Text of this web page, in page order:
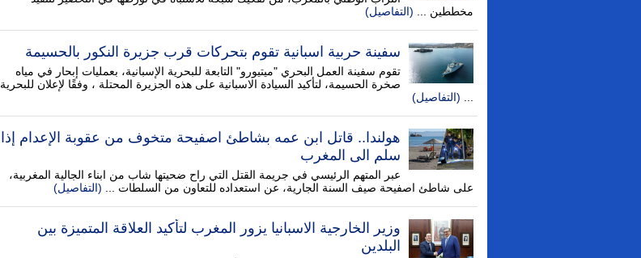
مخططين ... (التفاصيل)
سفينة حربية اسبانية تقوم بتحركات قرب جزيرة النكور بالحسيمة
تقوم سفينة العمل البحري "ميتيورو" التابعة للبحرية الإسبانية، بعمليات إبحار في مياه
صخرة الحسيمة، لتأكيد السيادة الاسبانية على هذه الجزيرة المحتلة ، وفقًا لإعلان للبحرية
(التفاصيل)
هولندا.. قاتل ابن عمه بشاطئ اصفيحة متخوف من عقوبة الإعدام إذا
سلم الى المغرب
عبر المتهم الرئيسي في جريمة القتل التي راح ضحيتها شاب من ابناء الجالية المغربية،
على شاطئ اصفيحة صيف السنة الجارية، عن استعداده للتعاون من السلطات ... (التفاصيل)
وزير الخارجية الاسبانيا يزور المغرب لتأكيد العلاقة المتميزة بين
البلدين